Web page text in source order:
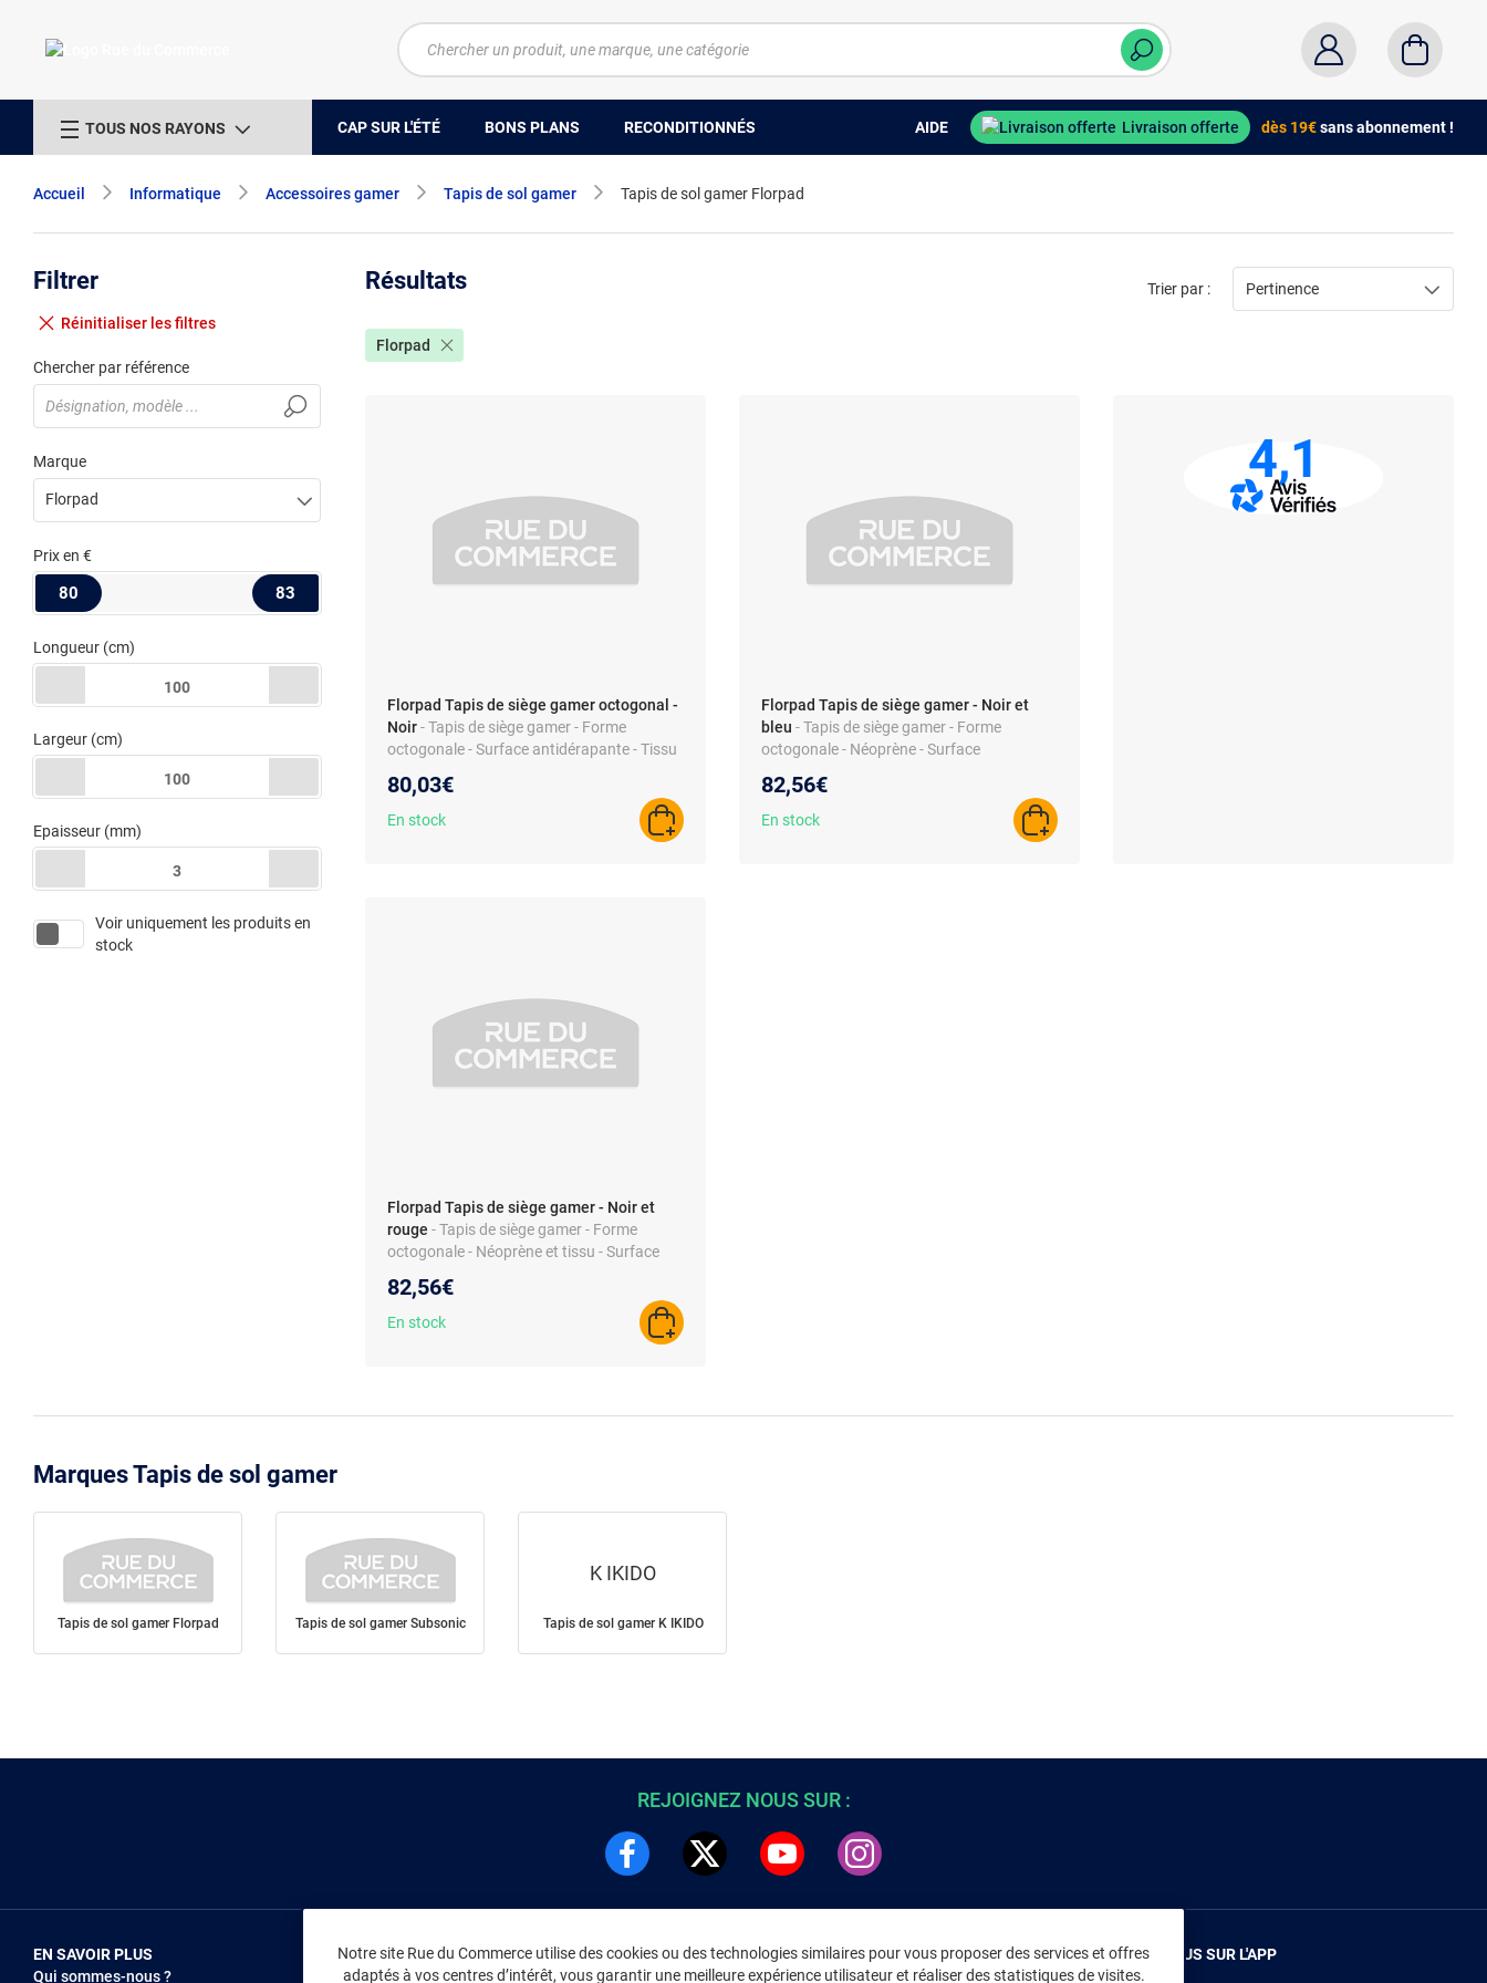
TOUS NOS RAYONS CAP SUR L'ÉTÉ BONS PLANS RECONDITIONNÉS AIDE Livraison offerte dès 19€sans abonnement !
Accueil Informatique Accessoires gamer Tapis de sol gamer Tapis de sol gamer Florpad
Filtrer
Réinitialiser les filtres
Chercher par référence
Marque
Florpad
Prixen €
80 83
Longueur (cm)
100
Largeur (cm)
100
Epaisseur (mm)
3
Voir uniquement les produits en
stock
Résultats
Florpad
Trier par : Pertinence
Florpad Tapis de siège gamer octogonal -
Noir- Tapis de siège gamer - Forme
octogonale - Surface antidérapante - Tissu
80,03€
En stock
AJOUTER AU PANIER
Florpad Tapis de siège gamer - Noir et
bleu - Tapis de siège gamer - Forme
octogonale - Néoprène - Surface
82,56€
En stock
AJOUTER AU PANIER
4,1
Florpad Tapis de siège gamer - Noir et
rouge - Tapis de siège gamer - Forme
octogonale - Néoprène et tissu - Surface
82,56€
En stock
AJOUTER AU PANIER
Marques Tapis de sol gamer
Tapis de sol gamer Florpad Tapis de sol gamer Subsonic
K IKIDO
Tapis de sol gamer K IKIDO
REJOIGNEZ NOUS SUR :
EN SAVOIR PLUS
Qui sommes-nous ?
NOUS REJOINDRE
Vendez sur RDC
INFORMATIONS LÉGALES
Environnement
RENDEZ-VOUS SUR L'APP
Notre site Rue du Commerce utilise des cookies ou des technologies similaires pour vous proposer des services et offres
adaptés à vos centres d’intérêt, vous garantir une meilleure expérience utilisateur et réaliser des statistiques de visites.